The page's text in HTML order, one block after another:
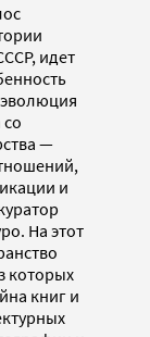
идет
эволюция
—
и
На этот
которых
книг и